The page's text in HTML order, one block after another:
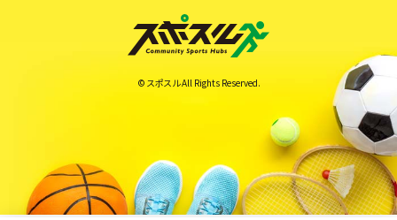
© スポスル All Rights Reserved.